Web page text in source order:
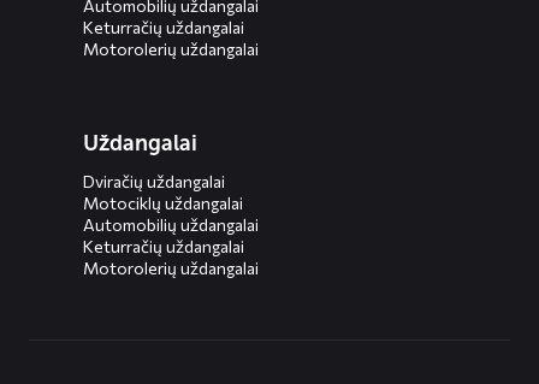
Automobilių uždangalai
Keturračių uždangalai
Motorolerių uždangalai
Uždangalai
Dviračių uždangalai
Motociklų uždangalai
Automobilių uždangalai
Keturračių uždangalai
Motorolerių uždangalai